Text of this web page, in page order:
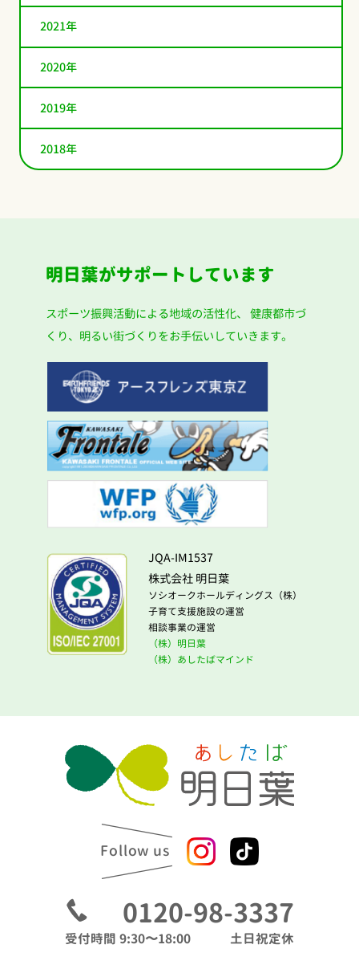
2021年
2020年
2019年
2018年
明日葉がサポートしています
スポーツ振興活動による地域の活性化、 健康都市づ
くり、明るい街づくりをお手伝いしていきます。
JQA-IM1537
株式会社 明日葉
ソシオークホールディングス（株）
子育て支援施設の運営
相談事業の運営
（株）明日葉
（株）あしたばマインド
Follow us
0120-98-3337
受付時間 9:30〜18:00 土日祝定休